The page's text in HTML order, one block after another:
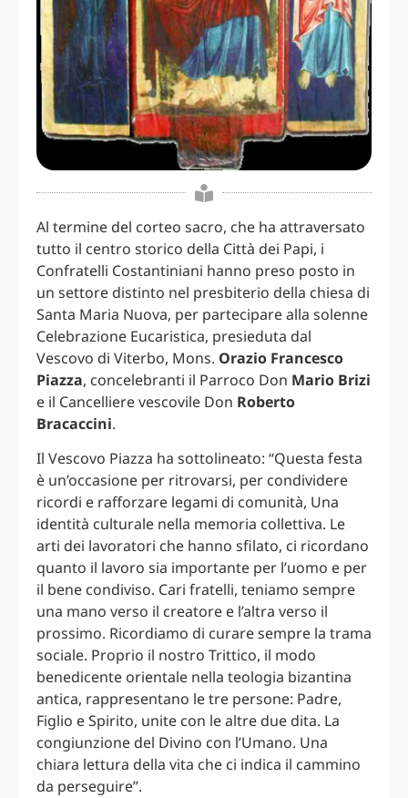
Al termine del corteo sacro, che ha attraversato
tutto il centro storico della Città dei Papi, i
Confratelli Costantiniani hanno preso posto in
un settore distinto nel presbiterio della chiesa di
Santa Maria Nuova, per partecipare alla solenne
Celebrazione Eucaristica, presieduta dal
Vescovo di Viterbo, Mons. Orazio Francesco
Piazza, concelebranti il Parroco Don Mario Brizi
e il Cancelliere vescovile Don Roberto
Bracaccini.
Il Vescovo Piazza ha sottolineato: “Questa festa
è un’occasione per ritrovarsi, per condividere
ricordi e rafforzare legami di comunità, Una
identità culturale nella memoria collettiva. Le
arti dei lavoratori che hanno sfilato, ci ricordano
quanto il lavoro sia importante per l’uomo e per
il bene condiviso. Cari fratelli, teniamo sempre
una mano verso il creatore e l’altra verso il
prossimo. Ricordiamo di curare sempre la trama
sociale. Proprio il nostro Trittico, il modo
benedicente orientale nella teologia bizantina
antica, rappresentano le tre persone: Padre,
Figlio e Spirito, unite con le altre due dita. La
congiunzione del Divino con l’Umano. Una
chiara lettura della vita che ci indica il cammino
da perseguire”.